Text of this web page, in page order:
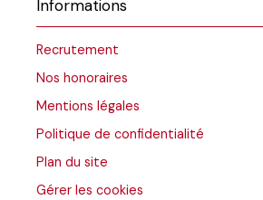
Informations
Recrutement
Nos honoraires
Mentions légales
Politique de confidentialité
Plan du site
Gérer les cookies